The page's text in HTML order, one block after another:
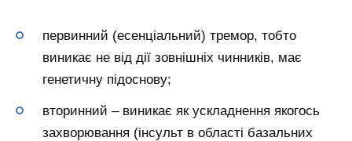
первинний (есенціальний) тремор, тобто
виникає не від дії зовнішніх чинників, має
генетичну підоснову;
вторинний – виникає як ускладнення якогось
захворювання (інсульт в області базальних